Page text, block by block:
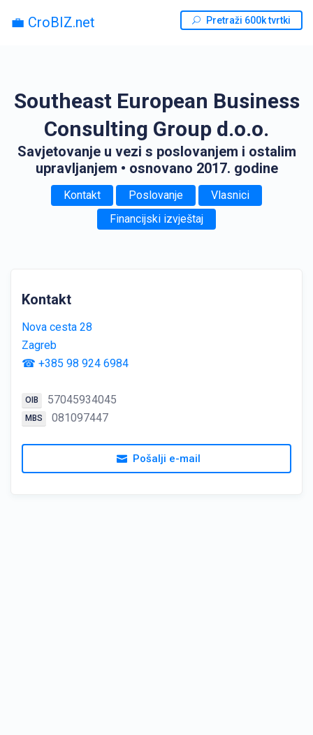
💼 CroBIZ.net Pretraži 600k tvrtki
Southeast European Business
Consulting Group d.o.o.
Savjetovanje u vezi s poslovanjem i ostalim
upravljanjem • osnovano 2017. godine
Kontakt Poslovanje
Vlasnici
Financijski izvještaj
Kontakt
Nova cesta 28
Zagreb
☎ +385 98 924 6984
OIB 57045934045
MBS 081097447
Pošalji e-mail